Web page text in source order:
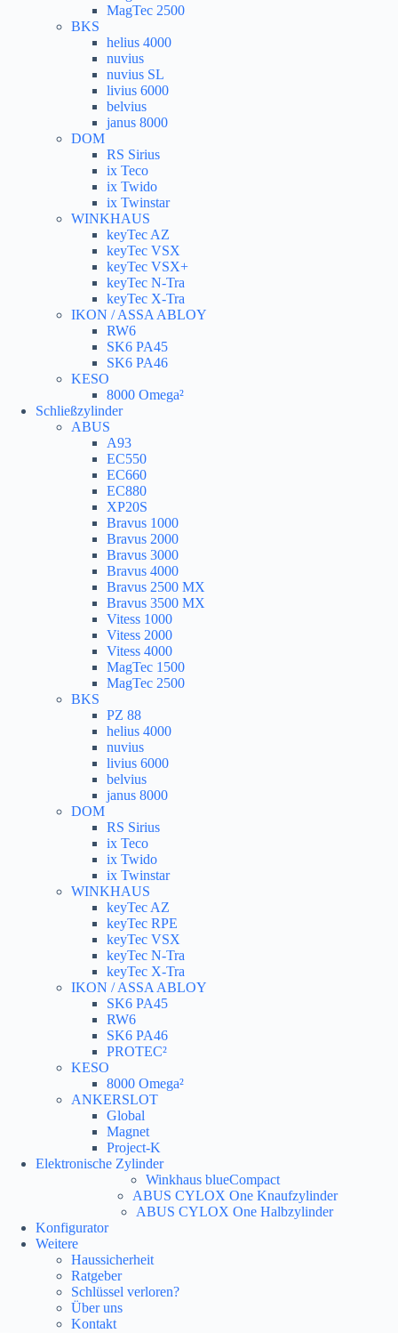
MagTec 2500
BKS
helius 4000
nuvius
nuvius SL
livius 6000
belvius
janus 8000
DOM
RS Sirius
ix Teco
ix Twido
ix Twinstar
WINKHAUS
keyTec AZ
keyTec VSX
keyTec VSX+
keyTec N-Tra
keyTec X-Tra
IKON / ASSA ABLOY
RW6
SK6 PA45
SK6 PA46
KESO
8000 Omega²
Schließzylinder
ABUS
A93
EC550
EC660
EC880
XP20S
Bravus 1000
Bravus 2000
Bravus 3000
Bravus 4000
Bravus 2500 MX
Bravus 3500 MX
Vitess 1000
Vitess 2000
Vitess 4000
MagTec 1500
MagTec 2500
BKS
PZ 88
helius 4000
nuvius
livius 6000
belvius
janus 8000
DOM
RS Sirius
ix Teco
ix Twido
ix Twinstar
WINKHAUS
keyTec AZ
keyTec RPE
keyTec VSX
keyTec N-Tra
keyTec X-Tra
IKON / ASSA ABLOY
SK6 PA45
RW6
SK6 PA46
PROTEC²
KESO
8000 Omega²
ANKERSLOT
Global
Magnet
Project-K
Elektronische Zylinder
Winkhaus blueCompact
ABUS CYLOX One Knaufzylinder
ABUS CYLOX One Halbzylinder
Konfigurator
Weitere
Haussicherheit
Ratgeber
Schlüssel verloren?
Über uns
Kontakt